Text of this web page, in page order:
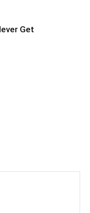
Get